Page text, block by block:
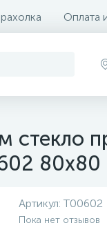
Оплата
80х80
Артикул:T00602
Пока нет отзывов